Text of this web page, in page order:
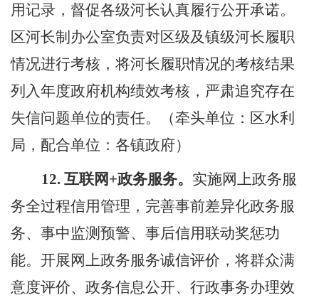
用记录，督促各级河长认真履行公开承诺。
区河长制办公室负责对区级及镇级河长履职
情况进行考核，将河长履职情况的考核结果
列入年度政府机构绩效考核，严肃追究存在
失信问题单位的责任。（牵头单位：区水利
局，配合单位：各镇政府）
12. 互联网+政务服务。 实施网上政务服
务全过程信用管理，完善事前差异化政务服
务、事中监测预警、事后信用联动奖惩功
能。开展网上政务服务诚信评价，将群众满
意度评价、政务信息公开、行政事务办理效